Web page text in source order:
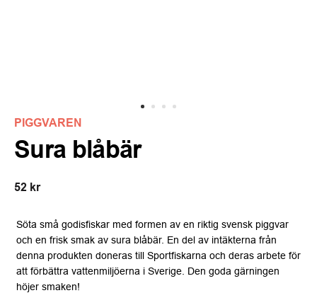
PIGGVAREN
Sura blåbär
52 kr
Söta små godisfiskar med formen av en riktig svensk piggvar
och en frisk smak av sura blåbär. En del av intäkterna från
denna produkten doneras till Sportfiskarna och deras arbete för
att förbättra vattenmiljöerna i Sverige. Den goda gärningen
höjer smaken!